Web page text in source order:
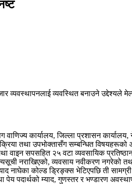
व्यवस्थापनलाई व्यवस्थित बनाउने
कार्यालय, जिल्ला प्रशासन
तथा उपभोक्तासँग सम्बन्धित विषयहरूको
सपसहित २५ वटा व्यवसायिक
नराखिएको, व्यवसाय नवीकरण नगरेको
नाघेका कोल्ड ड्रिङ्क्स भेटिएपछि ती
पेय पदार्थको म्याद, गुणस्तर र भण्डारण